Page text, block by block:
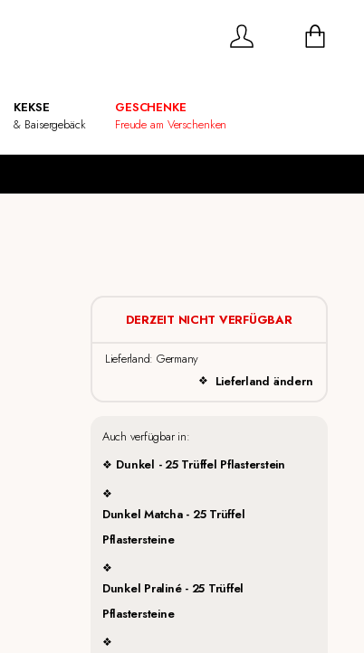
KEKSE
& Baisergebäck
GESCHENKE
Freude am Verschenken
DERZEIT NICHT VERFÜGBAR
Lieferland: Germany
Lieferland ändern
Auch verfügbar in:
Dunkel - 25 Trüffel Pflasterstein
Dunkel Matcha - 25 Trüffel
Pflastersteine
Dunkel Praliné - 25 Trüffel
Pflastersteine